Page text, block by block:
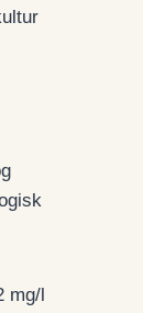
mg/l